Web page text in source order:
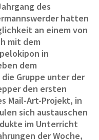
des
hatten
an einem von
mit dem
in
dem
Gruppe unter der
den ersten
Mail-Art-Projekt, in
sich austauschen
im Unterricht
der Woche,